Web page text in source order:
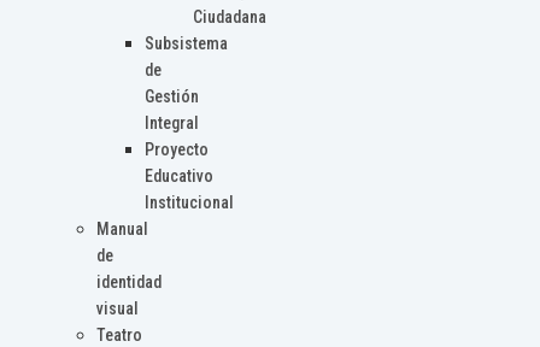
Ciudadana
Subsistema
de
Gestión
Integral
Proyecto
Educativo
Institucional
Manual
de
identidad
visual
Teatro